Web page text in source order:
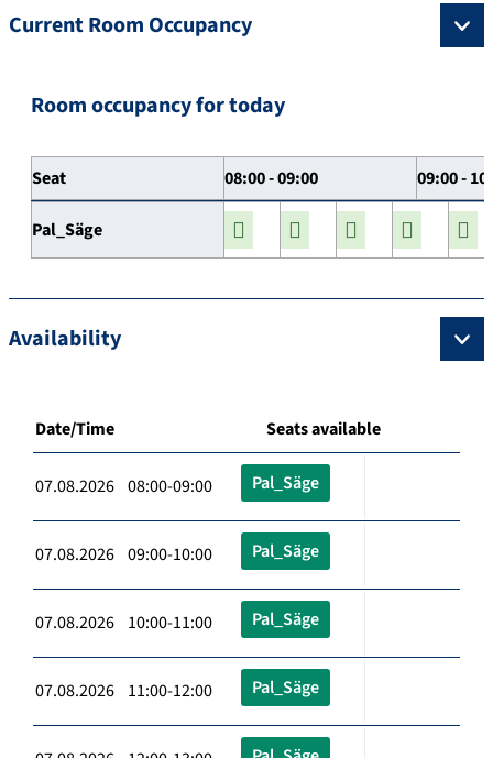
Current Room Occupancy
Room occupancy for today
Seat 08:00 - 09:00 09:00 -
Pal_Säge
Availability
Date/Time Seats available
07.08.2026 08:00-09:00 Pal_Säge
07.08.2026 09:00-10:00 Pal_Säge
07.08.2026 10:00-11:00 Pal_Säge
07.08.2026 11:00-12:00 Pal_Säge